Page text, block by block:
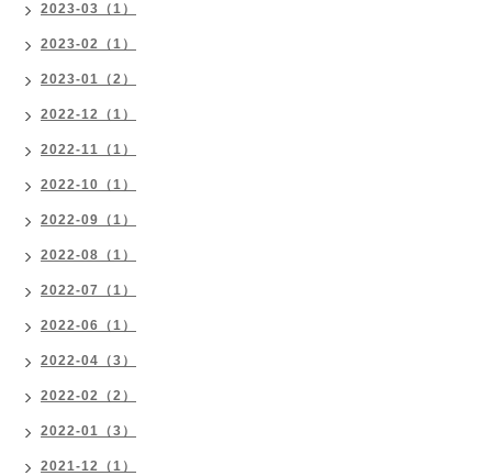
2023-03（1）
2023-02（1）
2023-01（2）
2022-12（1）
2022-11（1）
2022-10（1）
2022-09（1）
2022-08（1）
2022-07（1）
2022-06（1）
2022-04（3）
2022-02（2）
2022-01（3）
2021-12（1）